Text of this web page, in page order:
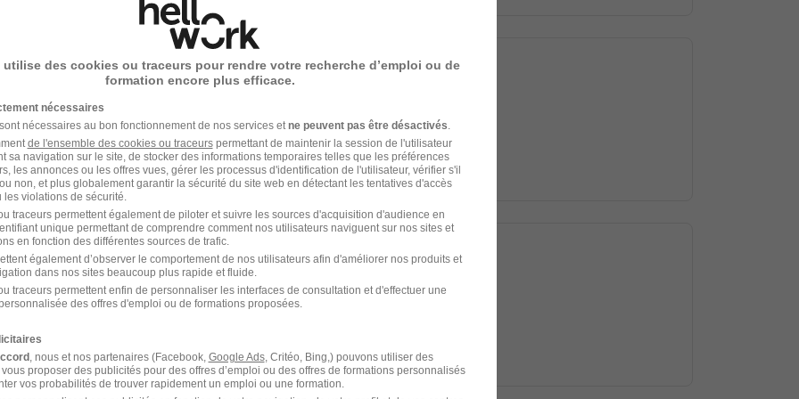
de Maintenance SSI H/F
- 11 CDI Temps partiel
n’est plus disponible depuis le 11/06/26
de Maintenance SSI H/F
n’est plus disponible depuis le 11/06/26
utilise des cookies ou traceurs pour rendre votre recherche d’emploi ou de
formation encore plus efficace.
nécessaires
nécessaires au bon fonctionnement de nos services etne peuvent pas être désactivés.
de l'ensemble des cookies ou traceurspermettant de maintenir la session de l'utilisateur
sa navigation sur le site, de stocker des informations temporaires telles que les préférences
les annonces ou les offres vues, gérer les processus d'identification de l'utilisateur, vérifier s'il
non, et plus globalement garantir la sécurité du site web en détectant les tentatives d'accès
les violations de sécurité.
traceurs permettent également de piloter et suivre les sources d'acquisition d'audience en
unique permettant de comprendre comment nos utilisateurs naviguent sur nos sites et
en fonction des différentes sources de trafic.
également d’observer le comportement de nos utilisateurs afin d'améliorer nos produits et
dans nos sites beaucoup plus rapide et fluide.
traceurs permettent enfin de personnaliser les interfaces de consultation et d'effectuer une
des offres d'emploi ou de formations proposées.
, nous et nos partenaires (Facebook, Google Ads, Critéo, Bing,) pouvons utiliser des
proposer des publicités pour des offres d’emploi ou des offres de formations personnalisés
vos probabilités de trouver rapidement un emploi ou une formation.